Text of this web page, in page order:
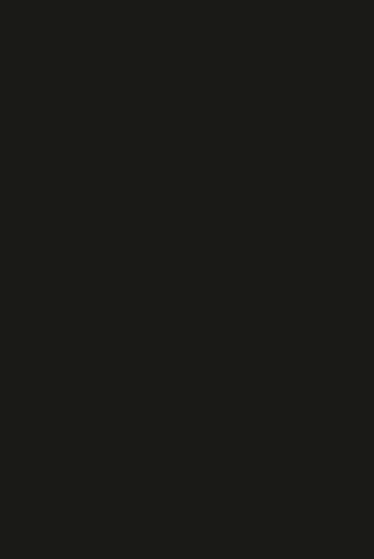
última hora para jogo contra o Botafogo
da escolinha do Botafogo no Espírito
de centroavante Luis Henrique não ter
foi gestão física'